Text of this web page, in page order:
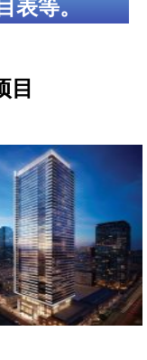
表等。
目